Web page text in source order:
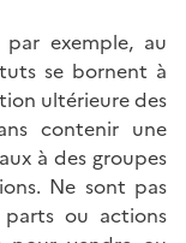
exemple, au
se bornent à
ultérieure des
contenir une
à des groupes
Ne sont pas
parts ou actions